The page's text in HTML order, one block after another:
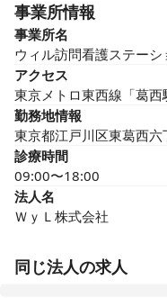
事業所情報
事業所名
ウィル訪問看護ステー
アクセス
東京メトロ東西線「葛
勤務地情報
東京都江戸川区東葛西
診療時間
09:00〜18:00
法人名
ＷｙＬ株式会社
同じ法人の求人